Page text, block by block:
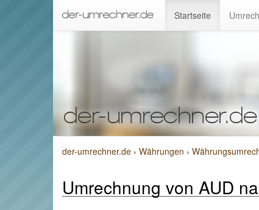
Startseite
der-umrechner.de › Währungen ›
Umrechnung von AUD